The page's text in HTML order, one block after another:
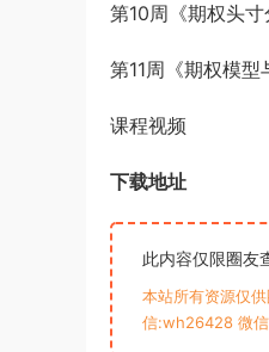
第10周《期权头
第11周《期权模
课程视频
下载地址
此内容仅限圈友
本站所有资源仅
信:wh26428 微